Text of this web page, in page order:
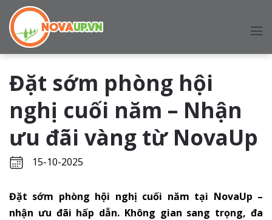
Đặt sớm phòng hội
nghị cuối năm – Nhận
ưu đãi vàng từ NovaUp
15-10-2025
Đặt sớm phòng hội nghị cuối năm tại NovaUp –
nhận ưu đãi hấp dẫn. Không gian sang trọng, đa